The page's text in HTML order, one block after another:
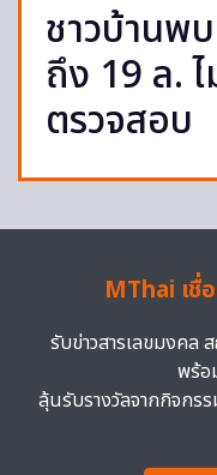
ชาวบ้านพ
ถึง 19 ล.
ตรวจสอบ
MThai เชื่
รับข่าวสารเลขมงคล
พร้อ
ลุ้นรับรางวัลจากกิจกร